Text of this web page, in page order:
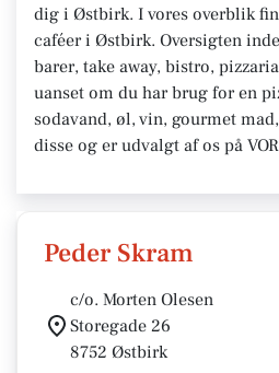
dig i Østbirk. I vores overblik
caféer i Østbirk. Oversigten
barer, take away, bistro,
uanset om du har brug for en
sodavand, øl, vin, gourmet
disse og er udvalgt af os på
Peder Skram
c/o. Morten Olesen
Storegade 26
8752 Østbirk